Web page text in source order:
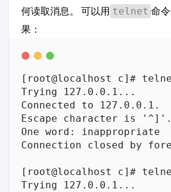
何读取消息。 可以用 telnet 命
果：
[root@localhost c]#
Trying 127.0.0.1...
Connected to 127.0.0.1.
Escape character is '^]'.
One word: inappropriate
Connection closed by
[root@localhost c]#
Trying 127.0.0.1...